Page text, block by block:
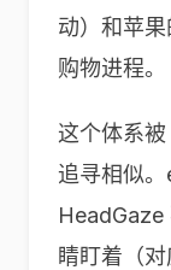
动）和苹
购物进程。
这个体系
追寻相似
HeadGaze
睛盯着（